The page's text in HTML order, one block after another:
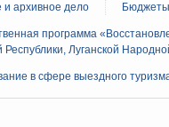
и архивное дело
программа
Республики, Луганской
в сфере выездного
программы